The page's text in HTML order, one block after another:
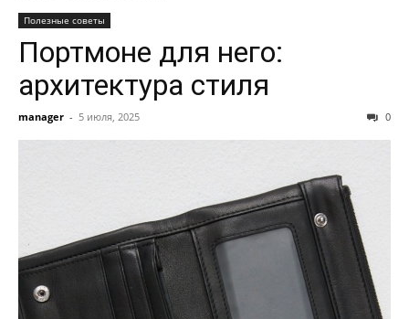
Полезные советы
Портмоне для него:
архитектура стиля
manager - 5 июля, 2025 0